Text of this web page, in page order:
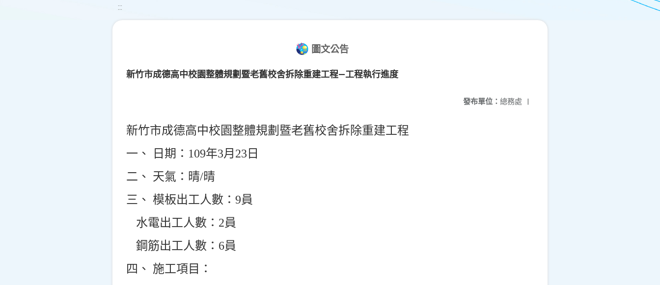
:::
圖文公告
新竹市成德高中校園整體規劃暨老舊校舍拆除重建工程—工程執行進度
發布單位： 總務處 |
新竹市成德高中校園整體規劃暨老舊校舍拆除重建工程
一、 日期：109年3月23日
二、 天氣：晴/晴
三、 模板出工人數：9員
水電出工人數：2員
鋼筋出工人數：6員
四、 施工項目：